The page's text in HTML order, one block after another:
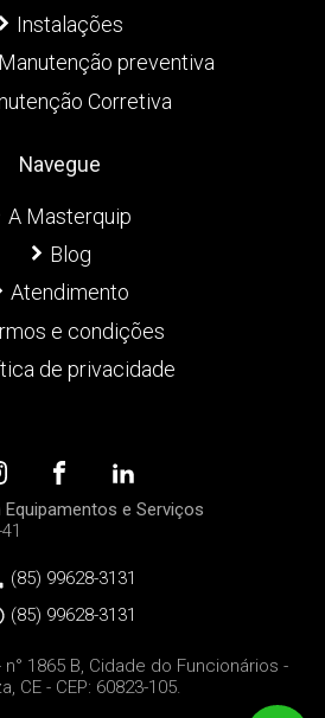
Instalações
preventiva
Corretiva
Navegue
A Masterquip
Blog
Atendimento
e condições
de privacidade
e Serviços
(85) 99628-3131
(85) 99628-3131
n° 1865 B, Cidade do Funcionários -
CE - CEP: 60823-105.